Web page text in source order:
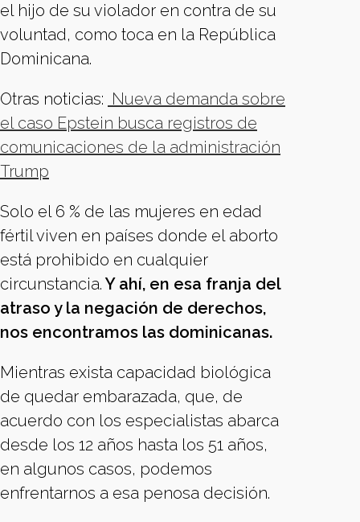
el hijo de su violador en contra de su
voluntad, como toca en la República
Dominicana.
Otras noticias: Nueva demanda sobre
el caso Epstein busca registros de
comunicaciones de la administración
Trump
Solo el 6 % de las mujeres en edad
fértil viven en países donde el aborto
está prohibido en cualquier
circunstancia. Y ahí, en esa franja del
atraso y la negación de derechos,
nos encontramos las dominicanas.
Mientras exista capacidad biológica
de quedar embarazada, que, de
acuerdo con los especialistas abarca
desde los 12 años hasta los 51 años,
en algunos casos, podemos
enfrentarnos a esa penosa decisión.